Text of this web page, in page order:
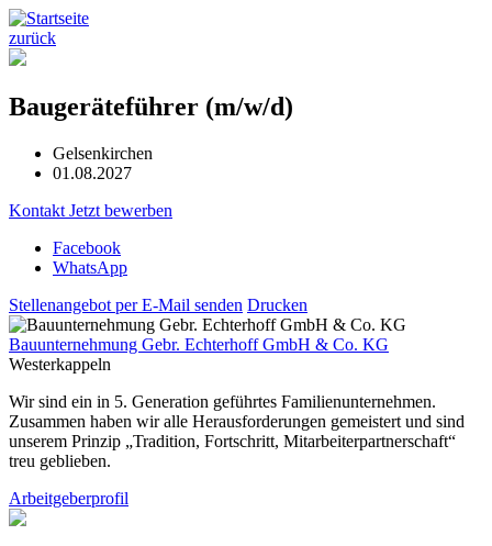
zurück
Baugeräteführer (m/w/d)
Gelsenkirchen
01.08.2027
Kontakt Jetzt bewerben
Facebook
WhatsApp
Stellenangebot per E-Mail senden Drucken
Bauunternehmung Gebr. Echterhoff GmbH & Co. KG
Westerkappeln
Wir sind ein in 5. Generation geführtes Familienunternehmen.
Zusammen haben wir alle Herausforderungen gemeistert und sind
unserem Prinzip „Tradition, Fortschritt, Mitarbeiterpartnerschaft“
treu geblieben.
Arbeitgeberprofil